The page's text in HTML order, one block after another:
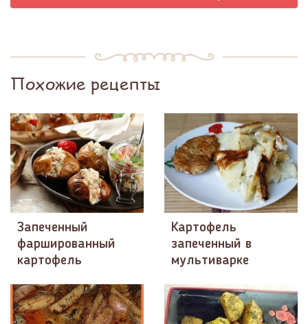
Похожие рецепты
Запеченный
фаршированный
картофель
Картофель
запеченный в
мультиварке